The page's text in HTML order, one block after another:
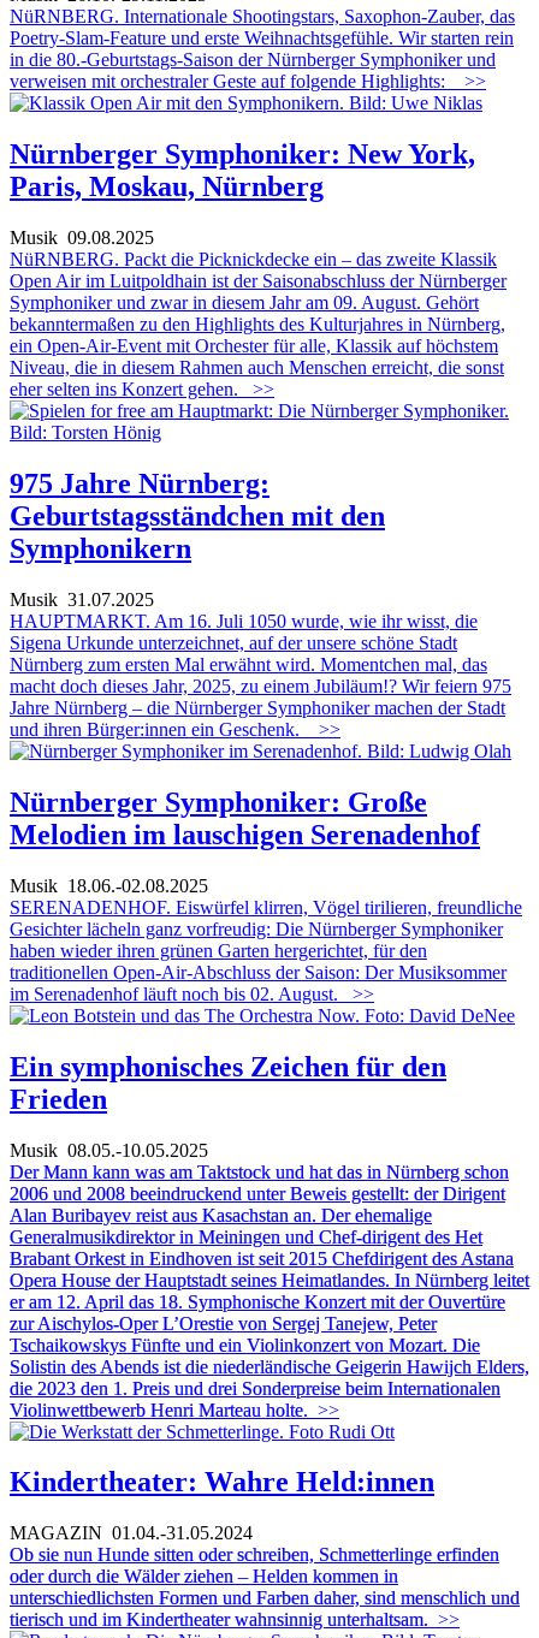
NüRNBERG. Internationale Shootingstars, Saxophon-Zauber, das
Poetry-Slam-Feature und erste Weihnachtsgefühle. Wir starten rein
in die 80.-Geburtstags-Saison der Nürnberger Symphoniker und
verweisen mit orchestraler Geste auf folgende Highlights:
>>
Nürnberger Symphoniker: New York,
Paris, Moskau, Nürnberg
Musik 09.08.2025
NüRNBERG. Packt die Picknickdecke ein – das zweite Klassik
Open Air im Luitpoldhain ist der Saisonabschluss der Nürnberger
Symphoniker und zwar in diesem Jahr am 09. August. Gehört
bekanntermaßen zu den Highlights des Kulturjahres in Nürnberg,
ein Open-Air-Event mit Orchester für alle, Klassik auf höchstem
Niveau, die in diesem Rahmen auch Menschen erreicht, die sonst
eher selten ins Konzert gehen.
>>
975 Jahre Nürnberg:
Geburtstagsständchen mit den
Symphonikern
Musik 31.07.2025
HAUPTMARKT. Am 16. Juli 1050 wurde, wie ihr wisst, die
Sigena Urkunde unterzeichnet, auf der unsere schöne Stadt
Nürnberg zum ersten Mal erwähnt wird. Momentchen mal, das
macht doch dieses Jahr, 2025, zu einem Jubiläum!? Wir feiern 975
Jahre Nürnberg – die Nürnberger Symphoniker machen der Stadt
und ihren Bürger:innen ein Geschenk.
>>
Nürnberger Symphoniker: Große
Melodien im lauschigen Serenadenhof
Musik 18.06.-02.08.2025
SERENADENHOF. Eiswürfel klirren, Vögel tirilieren, freundliche
Gesichter lächeln ganz vorfreudig: Die Nürnberger Symphoniker
haben wieder ihren grünen Garten hergerichtet, für den
traditionellen Open-Air-Abschluss der Saison: Der Musiksommer
im Serenadenhof läuft noch bis 02. August.
>>
Ein symphonisches Zeichen für den
Frieden
Musik 08.05.-10.05.2025
Der Mann kann was am Taktstock und hat das in Nürnberg schon
2006 und 2008 beeindruckend unter Beweis gestellt: der Dirigent
Alan Buribayev reist aus Kasachstan an. Der ehemalige
Generalmusikdirektor in Meiningen und Chef-dirigent des Het
Brabant Orkest in Eindhoven ist seit 2015 Chefdirigent des Astana
Opera House der Hauptstadt seines Heimatlandes. In Nürnberg leitet
er am 12. April das 18. Symphonische Konzert mit der Ouvertüre
zur Aischylos-Oper L’Orestie von Sergej Tanejew, Peter
Tschaikowskys Fünfte und ein Violinkonzert von Mozart. Die
Solistin des Abends ist die niederländische Geigerin Hawijch Elders,
die 2023 den 1. Preis und drei Sonderpreise beim Internationalen
Violinwettbewerb Henri Marteau holte. >>
Kindertheater: Wahre Held:innen
MAGAZIN 01.04.-31.05.2024
Ob sie nun Hunde sitten oder schreiben, Schmetterlinge erfinden
oder durch die Wälder ziehen – Helden kommen in
unterschiedlichsten Formen und Farben daher, sind menschlich und
tierisch und im Kindertheater wahnsinnig unterhaltsam. >>